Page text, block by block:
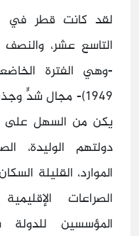
لقد كانت قطر في
التاسع عشر،
1949)- مجال شدٍّ
يكن من السهل على
دولتهم الوليدة،
الموارد، القليلة
الصراعات
المؤسسين